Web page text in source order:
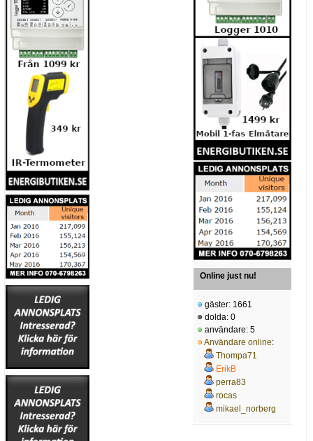
Online just nu!
gäster: 1661
dolda: 0
användare: 5
Användare online:
Thompa71
ErikB
perra83
rocas
mikael_norberg